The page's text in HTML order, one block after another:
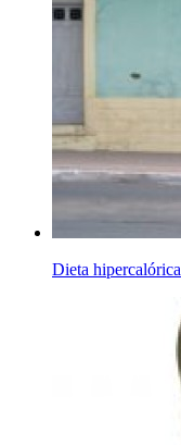
Dieta hipercalórica